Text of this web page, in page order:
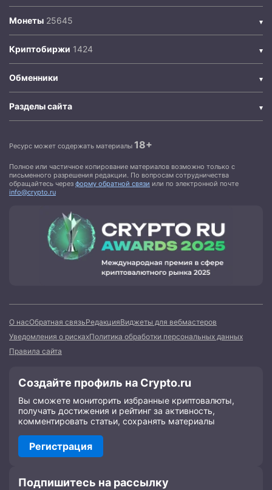
Монеты
Криптобиржи
Обменники
Разделы сайта
Ресурс может содержать материалы 18+
Полное или частичное копирование материалов возможно только с
письменного разрешения редакции. По вопросам сотрудничества
обращайтесь через форму обратной связи или по электронной почте
info@crypto.ru
О насОбратная связьРедакцияВиджеты для вебмастеров
Уведомления о рискахПолитика обработки персональных данных
Правила сайта
Создайте профиль на Crypto.ru
Вы сможете мониторить избранные криптовалюты,
получать достижения и рейтинг за активность,
комментировать статьи, сохранять материалы
Регистрация
Подпишитесь на рассылку